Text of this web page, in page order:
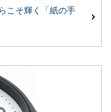
こそ輝く「紙の手